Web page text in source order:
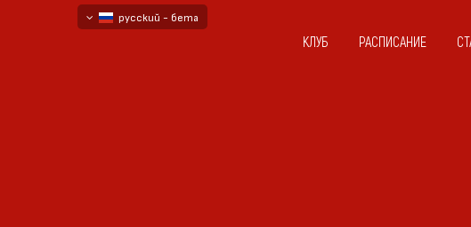
русский - бета
КЛУБ РАСПИСАНИЕ